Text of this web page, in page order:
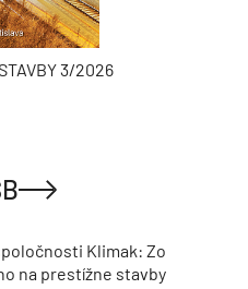
3/2026
Klimak: Zo
na prestížne stavby